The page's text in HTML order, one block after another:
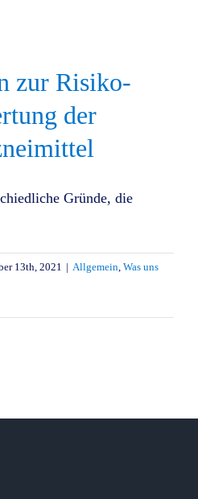
zur Risiko-
der
Gründe, die
13th, 2021 | Allgemein, Was uns